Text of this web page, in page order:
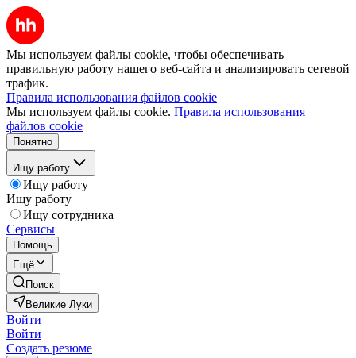
Мы используем файлы cookie, чтобы обеспечивать
правильную работу нашего веб-сайта и анализировать сетевой
трафик.
Правила использования файлов cookie
Мы используем файлы cookie. Правила использования
файлов cookie
Понятно
Ищу работу
Ищу работу
Ищу работу
Ищу сотрудника
Сервисы
Помощь
Ещё
Поиск
Великие Луки
Войти
Войти
Создать резюме